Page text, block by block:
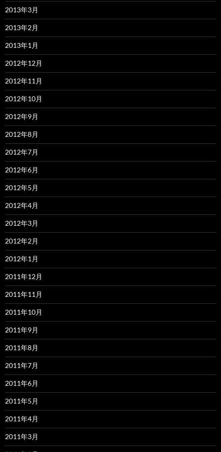
2013年3月
2013年2月
2013年1月
2012年12月
2012年11月
2012年10月
2012年9月
2012年8月
2012年7月
2012年6月
2012年5月
2012年4月
2012年3月
2012年2月
2012年1月
2011年12月
2011年11月
2011年10月
2011年9月
2011年8月
2011年7月
2011年6月
2011年5月
2011年4月
2011年3月